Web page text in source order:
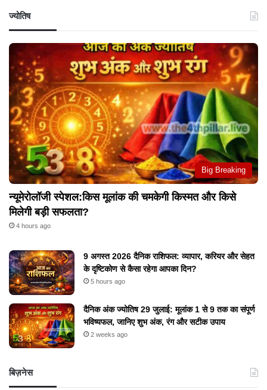
ज्योतिष
Big Breaking
न्यूमेरोलॉजी स्पेशल:किस मूलांक की चमकेगी किस्मत और किसे
मिलेगी बड़ी सफलता?
4 hours ago
9 अगस्त 2026 दैनिक राशिफल: व्यापार, करियर और सेहत
के दृष्टिकोण से कैसा रहेगा आपका दिन?
5 hours ago
दैनिक अंक ज्योतिष 29 जुलाई: मूलांक 1 से 9 तक का संपूर्ण
भविष्यफल, जानिए शुभ अंक, रंग और सटीक उपाय
2 weeks ago
बिज़नेस